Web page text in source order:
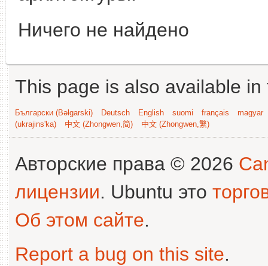
Ничего не найдено
This page is also available
Български (Bəlgarski) Deutsch English suomi français
magyar
(ukrajins'ka)
中文 (Zhongwen,简) 中文 (Zhongwen,繁)
Авторские права © 2026
лицензии. Ubuntu это
Об этом сайте.
Report a bug on this site.